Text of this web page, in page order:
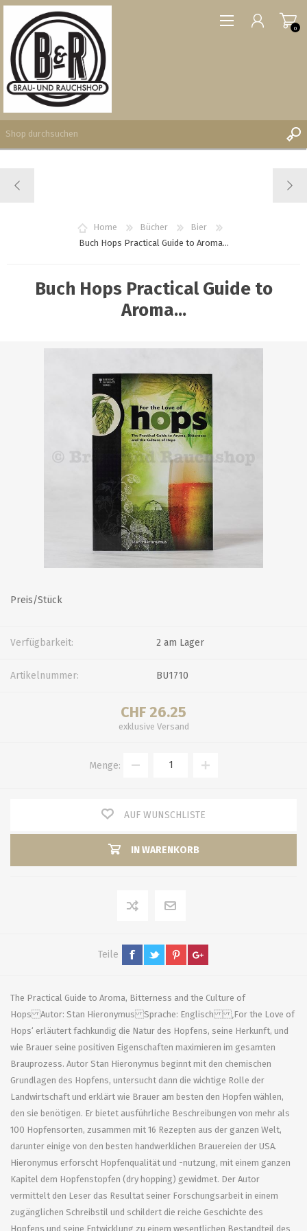
WUNSCHLISTE
0
Home Bücher
Bier
Buch Hops Practical Guide to Aroma...
Buch Hops Practical Guide to
Aroma...
Preis/Stück
Verfügbarkeit: 2 am Lager
Artikelnummer: BU1710
CHF 26.25
exklusive Versand
Menge:
AUF WUNSCHLISTE
IN WARENKORB
Teile
The Practical Guide to Aroma, Bitterness and the Culture of
Hops Autor: Stan Hieronymus Sprache: Englisch ‚For the Love of
Hops‘ erläutert fachkundig die Natur des Hopfens, seine Herkunft, und
wie Brauer seine positiven Eigenschaften maximieren im gesamten
Brauprozess. Autor Stan Hieronymus beginnt mit den chemischen
Grundlagen des Hopfens, untersucht dann die wichtige Rolle der
Landwirtschaft und erklärt wie Brauer am besten den Hopfen wählen,
den sie benötigen. Er bietet ausführliche Beschreibungen von mehr als
100 Hopfensorten, zusammen mit 16 Rezepten aus der ganzen Welt,
darunter einige von den besten handwerklichen Brauereien der USA.
Hieronymus erforscht Hopfenqualität und -nutzung, mit einem ganzen
Kapitel dem Hopfenstopfen (dry hopping) gewidmet. Der Autor
vermittelt den Leser das Resultat seiner Forschungsarbeit in einem
zugänglichen Schreibstil und schildert die reiche Geschichte des
Hopfens und seine Entwicklung zu einem wesentlichen Bestandteil des